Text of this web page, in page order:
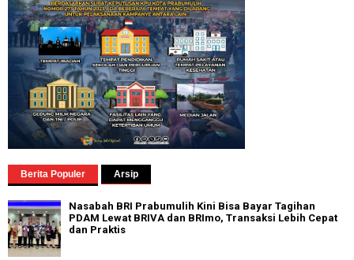
Berita Populer Arsip
Nasabah BRI Prabumulih Kini Bisa Bayar Tagihan
PDAM Lewat BRIVA dan BRImo, Transaksi Lebih Cepat
dan Praktis